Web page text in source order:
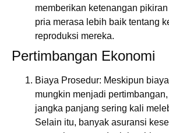
memberikan ketenangan
pria merasa lebih baik tentang
reproduksi mereka.
Pertimbangan Ekonomi
Biaya Prosedur: Meskipun
mungkin menjadi
jangka panjang sering kali
Selain itu, banyak asuransi